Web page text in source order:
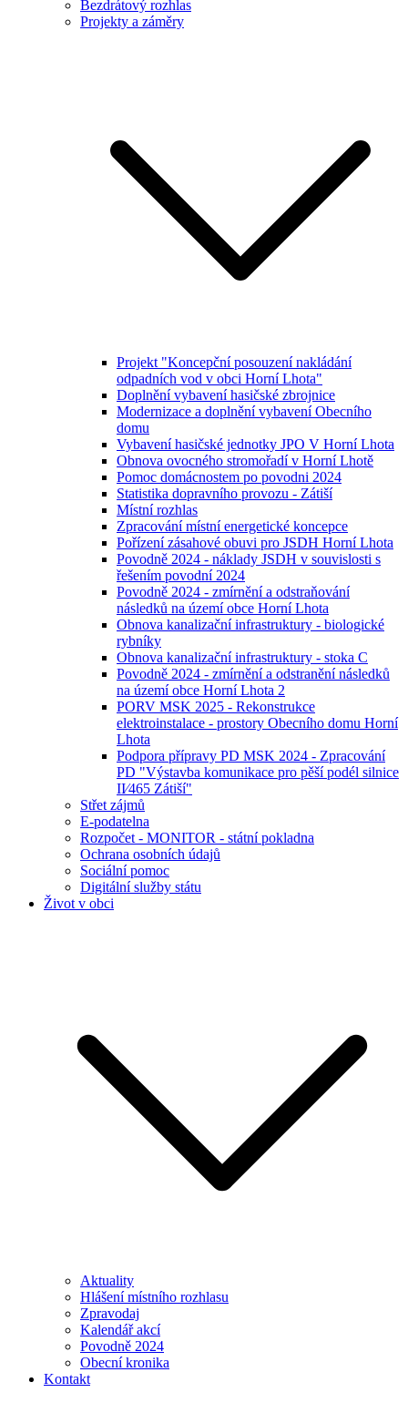
Bezdrátový rozhlas
Projekty a záměry
Projekt "Koncepční posouzení nakládání
odpadních vod v obci Horní Lhota"
Doplnění vybavení hasičské zbrojnice
Modernizace a doplnění vybavení Obecního
domu
Vybavení hasičské jednotky JPO V Horní Lhota
Obnova ovocného stromořadí v Horní Lhotě
Pomoc domácnostem po povodni 2024
Statistika dopravního provozu - Zátiší
Místní rozhlas
Zpracování místní energetické koncepce
Pořízení zásahové obuvi pro JSDH Horní Lhota
Povodně 2024 - náklady JSDH v souvislosti s
řešením povodní 2024
Povodně 2024 - zmírnění a odstraňování
následků na území obce Horní Lhota
Obnova kanalizační infrastruktury - biologické
rybníky
Obnova kanalizační infrastruktury - stoka C
Povodně 2024 - zmírnění a odstranění následků
na území obce Horní Lhota 2
PORV MSK 2025 - Rekonstrukce
elektroinstalace - prostory Obecního domu Horní
Lhota
Podpora přípravy PD MSK 2024 - Zpracování
PD "Výstavba komunikace pro pěší podél silnice
II⁄465 Zátiší"
Střet zájmů
E-podatelna
Rozpočet - MONITOR - státní pokladna
Ochrana osobních údajů
Sociální pomoc
Digitální služby státu
Život v obci
Aktuality
Hlášení místního rozhlasu
Zpravodaj
Kalendář akcí
Povodně 2024
Obecní kronika
Kontakt